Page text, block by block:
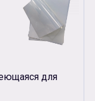
для